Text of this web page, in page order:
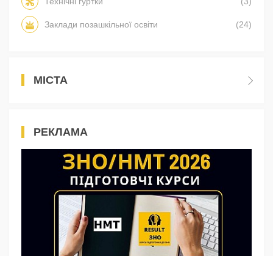
Заклади позашкільної освіти (24)
МІСТА
РЕКЛАМА